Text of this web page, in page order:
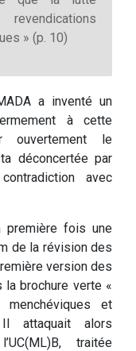
» (p. 10)
a inventé un
à cette
ouvertement le
déconcertée par
avec
première fois une
de la révision des
version des
brochure verte «
et
attaquait alors
traitée